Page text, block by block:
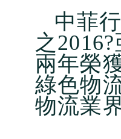
中菲
之
兩年榮
綠色物
物流業